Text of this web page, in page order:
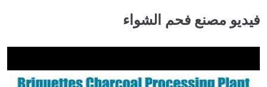
فيديو مصنع فحم الشواء